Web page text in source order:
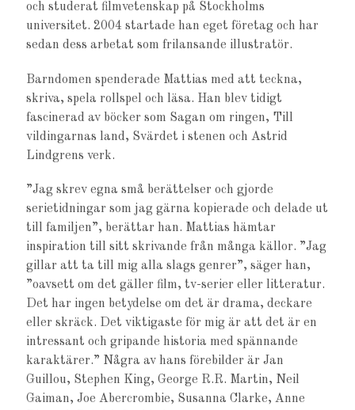
och studerat filmvetenskap på Stockholms
universitet. 2004 startade han eget företag och har
sedan dess arbetat som frilansande illustratör.
Barndomen spenderade Mattias med att teckna,
skriva, spela rollspel och läsa. Han blev tidigt
fascinerad av böcker som Sagan om ringen, Till
vildingarnas land, Svärdet i stenen och Astrid
Lindgrens verk.
”Jag skrev egna små berättelser och gjorde
serietidningar som jag gärna kopierade och delade ut
till familjen”, berättar han. Mattias hämtar
inspiration till sitt skrivande från många källor. ”Jag
gillar att ta till mig alla slags genrer”, säger han,
”oavsett om det gäller film, tv-serier eller litteratur.
Det har ingen betydelse om det är drama, deckare
eller skräck. Det viktigaste för mig är att det är en
intressant och gripande historia med spännande
karaktärer.” Några av hans förebilder är Jan
Guillou, Stephen King, George R.R. Martin, Neil
Gaiman, Joe Abercrombie, Susanna Clarke, Anne